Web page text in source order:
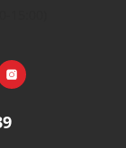
15:00)